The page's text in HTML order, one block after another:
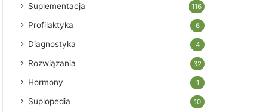
Suplementacja 116
Profilaktyka 6
Diagnostyka 4
Rozwiązania 32
Hormony 1
Suplopedia 10